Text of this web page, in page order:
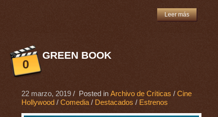
Leer más
0
GREEN BOOK
22 marzo, 2019/ Posted in Archivo de Críticas / Cine
Hollywood / Comedia/ Destacados / Estrenos